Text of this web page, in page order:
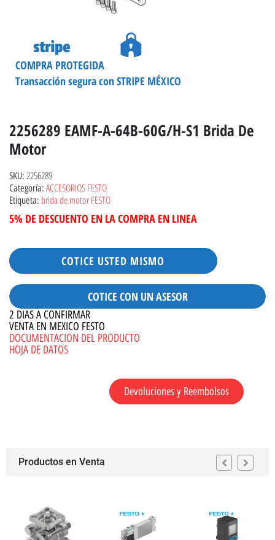
Transacción segura con STRIPE MÉXICO
COMPRA PROTEGIDA
2256289 EAMF-A-64B-60G/H-S1 Brida De
Motor
SKU: 2256289
Categoría: ACCESORIOS FESTO
Etiqueta: brida de motor FESTO
5% DE DESCUENTO EN LA COMPRA EN LINEA
COTICE USTED MISMO
COTICE CON UN ASESOR
2 DIAS A CONFIRMAR
VENTA EN MEXICO FESTO
DOCUMENTACION DEL PRODUCTO
HOJA DE DATOS
Devoluciones y Reembolsos
Productos en Venta